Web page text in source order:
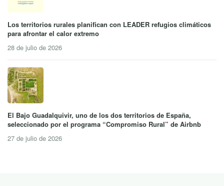
Los territorios rurales planifican con LEADER refugios climáticos
para afrontar el calor extremo
28 de julio de 2026
El Bajo Guadalquivir, uno de los dos territorios de España,
seleccionado por el programa “Compromiso Rural” de Airbnb
27 de julio de 2026